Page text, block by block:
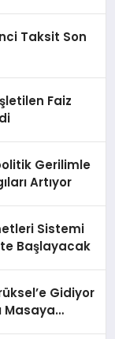
Taksit Son
Faiz
Gerilimle
Artıyor
Sistemi
Başlayacak
Gidiyor
Masaya